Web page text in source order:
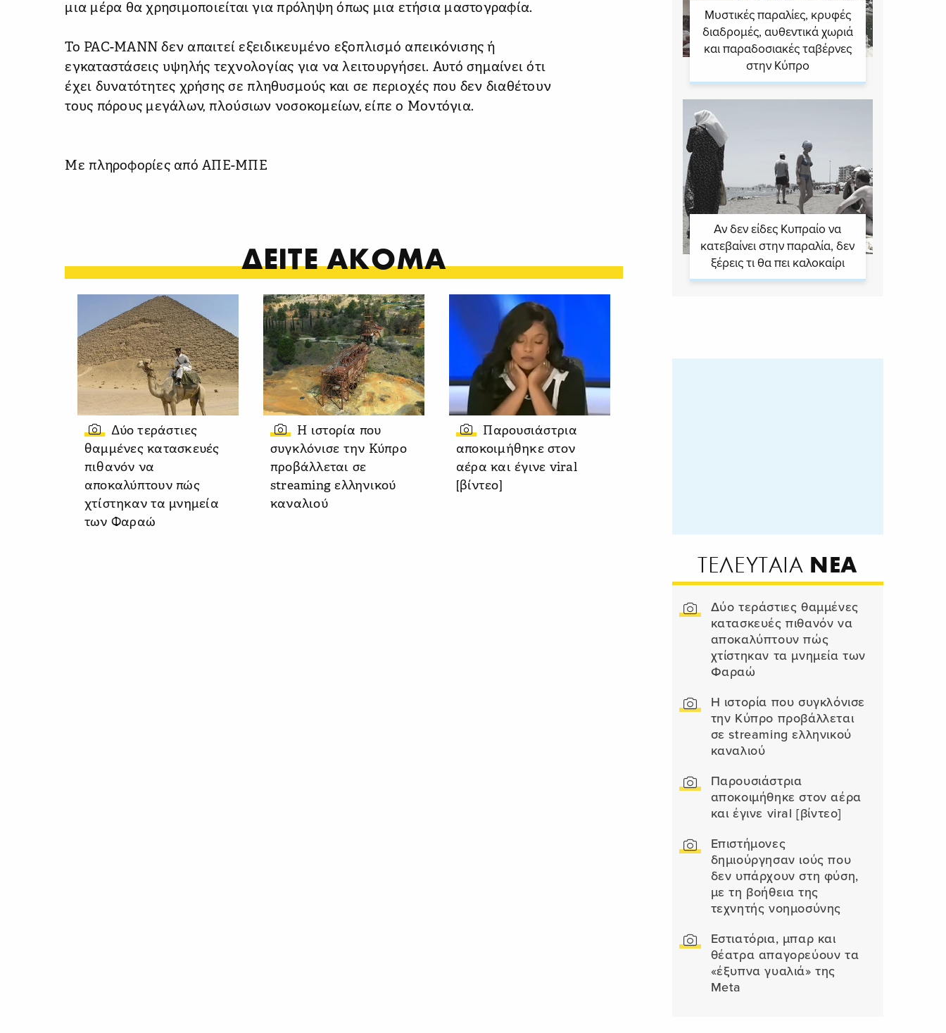
μια μέρα θα χρησιμοποιείται για πρόληψη όπως μια ετήσια μαστογραφία.
Το PAC-MANN δεν απαιτεί εξειδικευμένο εξοπλισμό απεικόνισης ή
εγκαταστάσεις υψηλής τεχνολογίας για να λειτουργήσει. Αυτό σημαίνει ότι
έχει δυνατότητες χρήσης σε πληθυσμούς και σε περιοχές που δεν διαθέτουν
τους πόρους μεγάλων, πλούσιων νοσοκομείων, είπε ο Μοντόγια.
Με πληροφορίες από ΑΠΕ-ΜΠΕ
ΔΕΙΤΕ ΑΚΟΜΑ
Δύο τεράστιες
θαμμένες κατασκευές
πιθανόν να
αποκαλύπτουν πώς
χτίστηκαν τα μνημεία
των Φαραώ
Η ιστορία που
συγκλόνισε την Κύπρο
προβάλλεται σε
streaming ελληνικού
καναλιού
Παρουσιάστρια
αποκοιμήθηκε στον
αέρα και έγινε viral
[βίντεο]
Μυστικές παραλίες, κρυφές
διαδρομές, αυθεντικά χωριά
και παραδοσιακές ταβέρνες
στην Κύπρο
Αν δεν είδες Κυπραίο να
κατεβαίνει στην παραλία, δεν
ξέρεις τι θα πει καλοκαίρι
ΤΕΛΕΥΤΑΙΑ ΝΕΑ
Δύο τεράστιες θαμμένες
κατασκευές πιθανόν να
αποκαλύπτουν πώς
χτίστηκαν τα μνημεία των
Φαραώ
Η ιστορία που συγκλόνισε
την Κύπρο προβάλλεται
σε streaming ελληνικού
καναλιού
Παρουσιάστρια
αποκοιμήθηκε στον αέρα
και έγινε viral [βίντεο]
Επιστήμονες
δημιούργησαν ιούς που
δεν υπάρχουν στη φύση,
με τη βοήθεια της
τεχνητής νοημοσύνης
Εστιατόρια, μπαρ και
θέατρα απαγορεύουν τα
«έξυπνα γυαλιά» της
Meta